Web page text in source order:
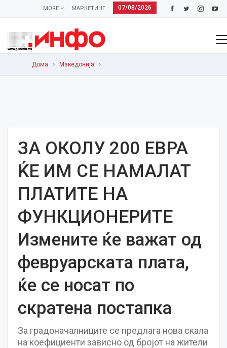
07/08/2026
МАРКЕТИНГ
MORE
Дома Македонија
ЗА ОКОЛУ 200 ЕВРА
ЌЕ ИМ СЕ НАМАЛАТ
ПЛАТИТЕ НА
ФУНКЦИОНЕРИТЕ
Измените ќе важат од
февруарската плата,
ќе се носат по
скратена постапка
За градоначалниците се предлага нова скала
на коефициенти зависно од бројот на жители